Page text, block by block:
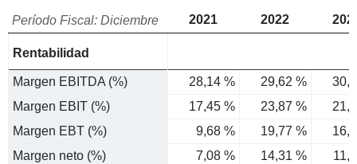
Período Fiscal: Diciembre 2021 2022
Rentabilidad
Margen EBITDA (%) 28,14 % 29,62 %
Margen EBIT (%)
17,45 % 23,87 %
Margen EBT (%)
9,68 % 19,77 %
Margen neto (%)
7,08 % 14,31 %